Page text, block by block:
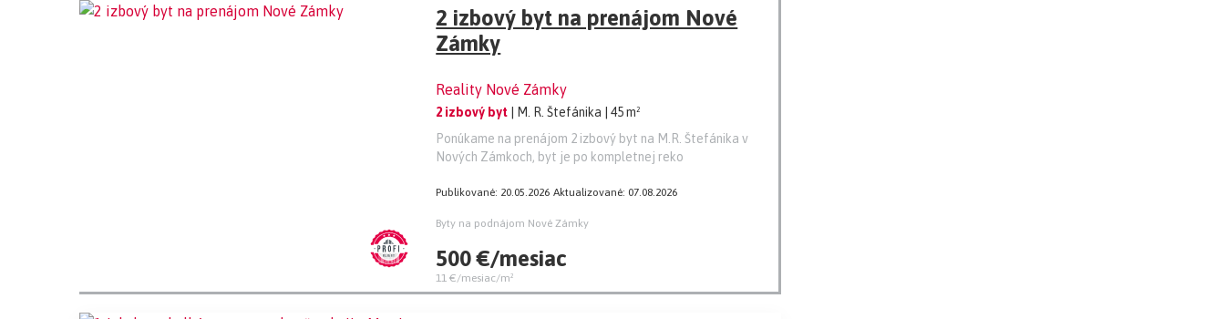
2 izbový byt na prenájom Nové
Zámky
Reality Nové Zámky
2 izbový byt | M. R. Štefánika
| 45 m²
Ponúkame na prenájom 2 izbový byt na M.R. Štefánika v
Nových Zámkoch, byt je po kompletnej reko
Publikované: 20.05.2026 Aktualizované: 07.08.2026
Byty na podnájom Nové Zámky
500 €/mesiac
11 €/mesiac/m²